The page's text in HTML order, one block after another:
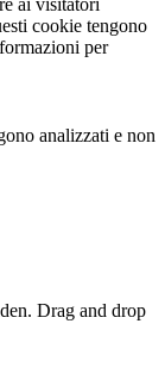
ai visitatori
cookie tengono
per
analizzati e non
Drag and drop